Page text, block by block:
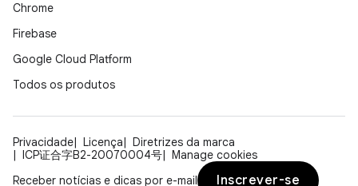
Chrome
Firebase
Google Cloud Platform
Todos os produtos
Privacidade Licença
Diretrizes da marca
ICP证合字B2-20070004号
Manage cookies
Receber notícias e dicas por e-mail
Inscrever-se